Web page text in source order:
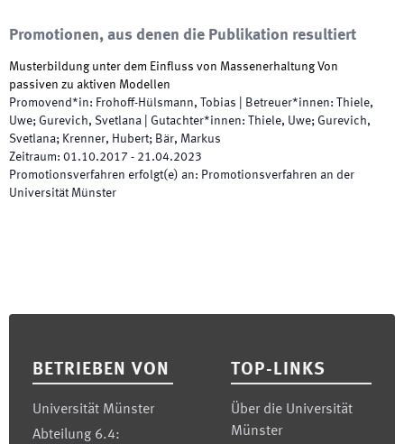
Promotionen, aus denen die Publikation resultiert
Musterbildung unter dem Einfluss von Massenerhaltung Von
passiven zu aktiven Modellen
Promovend*in: Frohoff-Hülsmann, Tobias Betreuer*innen: Thiele,
Uwe; Gurevich, Svetlana
Gutachter*innen: Thiele, Uwe; Gurevich,
Svetlana; Krenner, Hubert; Bär, Markus
Zeitraum: 01.10.2017 - 21.04.2023
Promotionsverfahren erfolgt(e) an: Promotionsverfahren an der
Universität Münster
BETRIEBEN VON
Universität Münster
Abteilung 6.4:
TOP-LINKS
Über die Universität
Münster